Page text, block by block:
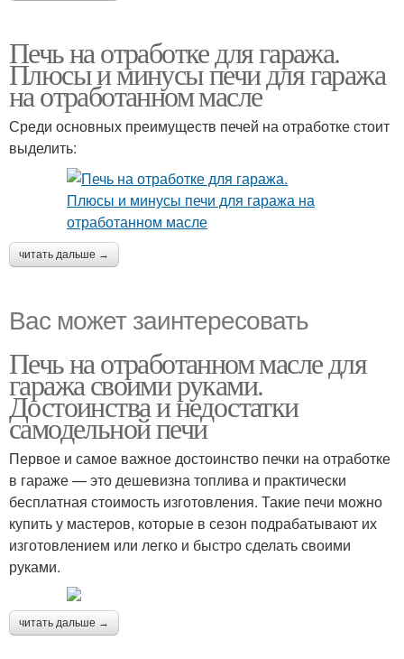
Печь на отработке для гаража.
Плюсы и минусы печи для гаража
на отработанном масле
Среди основных преимуществ печей на отработке стоит
выделить:
читать дальше →
Вас может заинтересовать
Печь на отработанном масле для
гаража своими руками.
Достоинства и недостатки
самодельной печи
Первое и самое важное достоинство печки на отработке
в гараже — это дешевизна топлива и практически
бесплатная стоимость изготовления. Такие печи можно
купить у мастеров, которые в сезон подрабатывают их
изготовлением или легко и быстро сделать своими
руками.
читать дальше →